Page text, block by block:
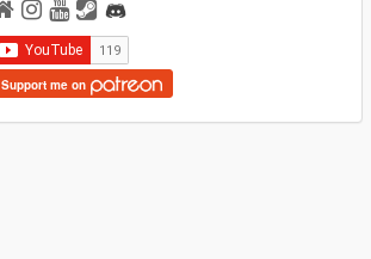
Support me on